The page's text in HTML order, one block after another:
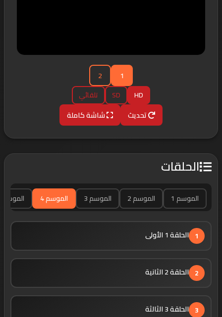
1
2
HD
SD تلقائي
تحديث شاشة كاملة
الحلقات
الموسم 1 الموسم 2 الموسم 3 الموسم 4 الموسم 5
1 الحلقة 1 الأولى
2 الحلقة 2 الثانية
3 الحلقة 3 الثالثة